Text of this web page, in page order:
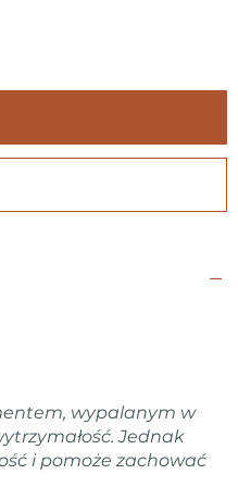
i artyzmu z
wypalanym w
Jednak
i pomoże zachować